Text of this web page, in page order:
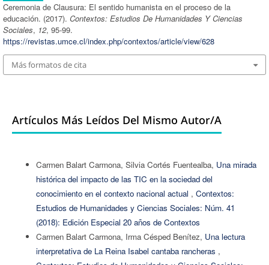
Ceremonia de Clausura: El sentido humanista en el proceso de la
educación. (2017). Contextos: Estudios De Humanidades Y Ciencias
Sociales, 12, 95-99.
https://revistas.umce.cl/index.php/contextos/article/view/628
Más formatos de cita
Artículos Más Leídos Del Mismo Autor/a
Carmen Balart Carmona, Silvia Cortés Fuentealba, Una mirada
histórica del impacto de las TIC en la sociedad del
conocimiento en el contexto nacional actual , Contextos:
Estudios de Humanidades y Ciencias Sociales: Núm. 41
(2018): Edición Especial 20 años de Contextos
Carmen Balart Carmona, Irma Césped Benítez, Una lectura
interpretativa de La Reina Isabel cantaba rancheras ,